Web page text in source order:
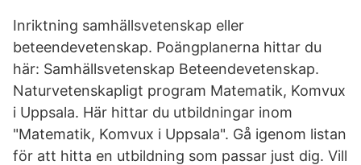
Inriktning samhällsvetenskap eller
beteendevetenskap. Poängplanerna hittar du
här: Samhällsvetenskap Beteendevetenskap.
Naturvetenskapligt program Matematik, Komvux
i Uppsala. Här hittar du utbildningar inom
"Matematik, Komvux i Uppsala". Gå igenom listan
för att hitta en utbildning som passar just dig. Vill